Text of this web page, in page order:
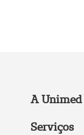
A Unimed
Serviços